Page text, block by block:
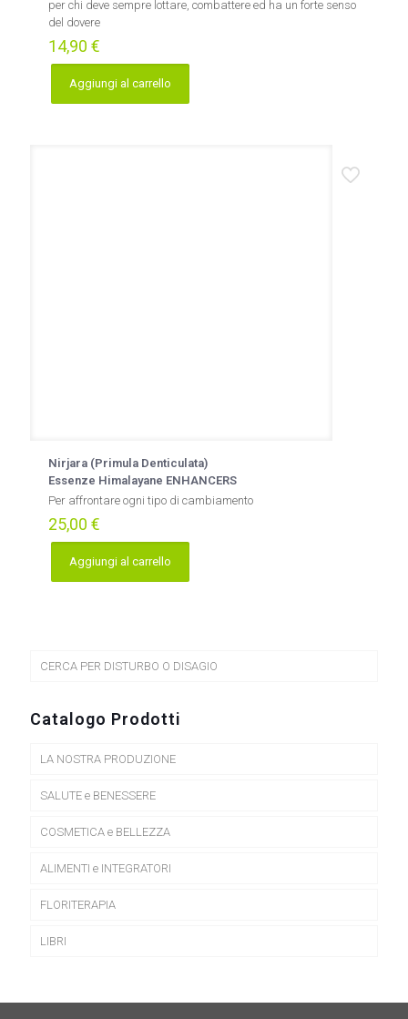
per chi deve sempre lottare, combattere ed ha un forte senso
del dovere
14,90 €
Aggiungi al carrello
Nirjara (Primula Denticulata)
Essenze Himalayane ENHANCERS
Per affrontare ogni tipo di cambiamento
25,00 €
Aggiungi al carrello
CERCA PER DISTURBO O DISAGIO
Catalogo Prodotti
LA NOSTRA PRODUZIONE
SALUTE e BENESSERE
COSMETICA e BELLEZZA
ALIMENTI e INTEGRATORI
FLORITERAPIA
LIBRI